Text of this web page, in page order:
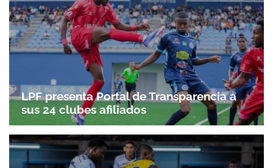
LPF presenta Portal de Transparencia a
sus 24 clubes afiliados